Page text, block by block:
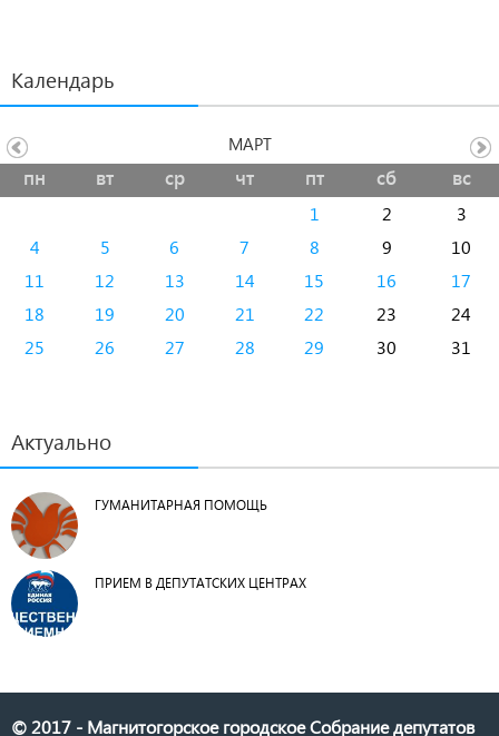
Календарь
пн вт ср чт пт сб вс
1 2
3
4
5 6 7 8 9
10
11
12 13 14 15 16
17
18
19 20 21 22 23
24
25
26 27 28 29 30 31
МАРТ
Актуально
ГУМАНИТАРНАЯ ПОМОЩЬ
ПРИЕМ В ДЕПУТАТСКИХ ЦЕНТРАХ
© 2017 - Магнитогорское городское Собрание депутатов